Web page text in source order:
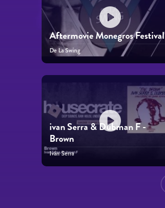
Aftermovie Monegros Festival
De La Swing
ivan Serra & Dubman F -
Brown
Iván Serra